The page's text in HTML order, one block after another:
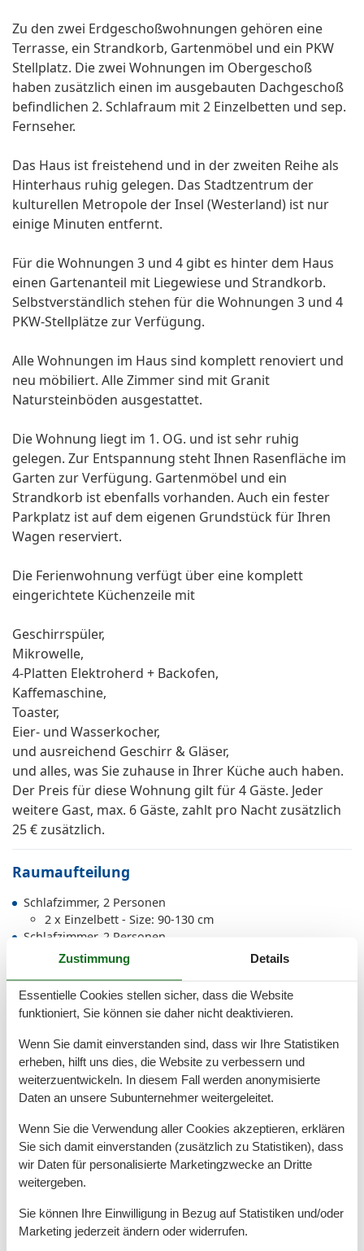
Zu den zwei Erdgeschoßwohnungen gehören eine
Terrasse, ein Strandkorb, Gartenmöbel und ein PKW
Stellplatz. Die zwei Wohnungen im Obergeschoß
haben zusätzlich einen im ausgebauten Dachgeschoß
befindlichen 2. Schlafraum mit 2 Einzelbetten und sep.
Fernseher.
Das Haus ist freistehend und in der zweiten Reihe als
Hinterhaus ruhig gelegen. Das Stadtzentrum der
kulturellen Metropole der Insel (Westerland) ist nur
einige Minuten entfernt.
Für die Wohnungen 3 und 4 gibt es hinter dem Haus
einen Gartenanteil mit Liegewiese und Strandkorb.
Selbstverständlich stehen für die Wohnungen 3 und 4
PKW-Stellplätze zur Verfügung.
Alle Wohnungen im Haus sind komplett renoviert und
neu möbiliert. Alle Zimmer sind mit Granit
Natursteinböden ausgestattet.
Die Wohnung liegt im 1. OG. und ist sehr ruhig
gelegen. Zur Entspannung steht Ihnen Rasenfläche im
Garten zur Verfügung. Gartenmöbel und ein
Strandkorb ist ebenfalls vorhanden. Auch ein fester
Parkplatz ist auf dem eigenen Grundstück für Ihren
Wagen reserviert.
Die Ferienwohnung verfügt über eine komplett
eingerichtete Küchenzeile mit
Geschirrspüler,
Mikrowelle,
4-Platten Elektroherd + Backofen,
Kaffemaschine,
Toaster,
Eier- und Wasserkocher,
und ausreichend Geschirr & Gläser,
und alles, was Sie zuhause in Ihrer Küche auch haben.
Der Preis für diese Wohnung gilt für 4 Gäste. Jeder
weitere Gast, max. 6 Gäste, zahlt pro Nacht zusätzlich
25 € zusätzlich.
Raumaufteilung
Schlafzimmer, 2 Personen
2 x Einzelbett - Size: 90-130 cm
Schlafzimmer, 2 Personen
2 x Einzelbett - Size: 90-130 cm
Einzelcouch - variable size
Gesamte Ausstattung
Allg. Ausstattung
Feuerlöscher
Heizung
Internet
Allgemein
Nichtraucher
WLAN
Außen
Zustimmung Details
Essentielle Cookies stellen sicher, dass die Website
funktioniert, Sie können sie daher nicht deaktivieren.
Wenn Sie damit einverstanden sind, dass wir Ihre Statistiken
erheben, hilft uns dies, die Website zu verbessern und
weiterzuentwickeln. In diesem Fall werden anonymisierte
Daten an unsere Subunternehmer weitergeleitet.
Wenn Sie die Verwendung aller Cookies akzeptieren, erklären
Sie sich damit einverstanden (zusätzlich zu Statistiken), dass
wir Daten für personalisierte Marketingzwecke an Dritte
weitergeben.
Sie können Ihre Einwilligung in Bezug auf Statistiken und/oder
Marketing jederzeit ändern oder widerrufen.